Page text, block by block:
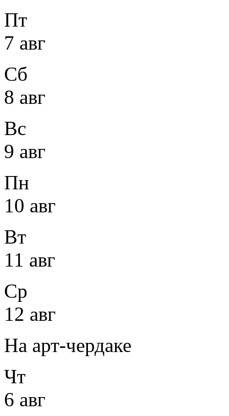
Пт
7 авг
Сб
8 авг
Вс
9 авг
Пн
10 авг
Вт
11 авг
Ср
12 авг
На арт-чердаке
Чт
6 авг